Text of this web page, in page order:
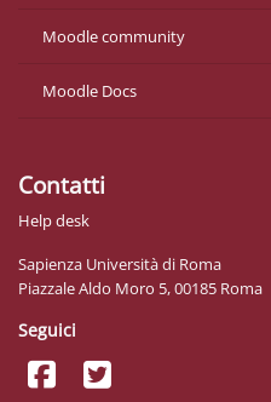
Moodle community
Moodle Docs
Contatti
Help desk
Sapienza Università di Roma
Piazzale Aldo Moro 5, 00185 Roma
Seguici